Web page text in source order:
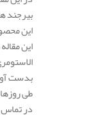
بیرجند
این
این
بدست
طی
در